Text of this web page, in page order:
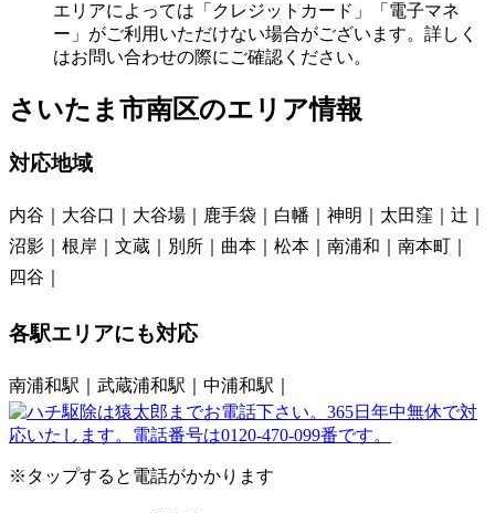
エリアによっては「クレジットカード」「電子マネ
ー」がご利用いただけない場合がございます。詳しく
はお問い合わせの際にご確認ください。
さいたま市南区のエリア情報
対応地域
内谷 大谷口 大谷場 鹿手袋 白幡 神明 太田窪
辻
沼影
根岸 文蔵 別所 曲本 松本 南浦和
南本町
四谷
各駅エリアにも対応
南浦和駅 武蔵浦和駅 中浦和駅
※タップすると電話がかかります